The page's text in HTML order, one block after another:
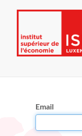
Email